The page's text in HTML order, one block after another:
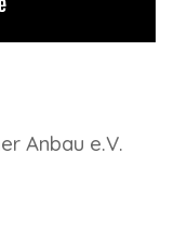
Anbau e.V.